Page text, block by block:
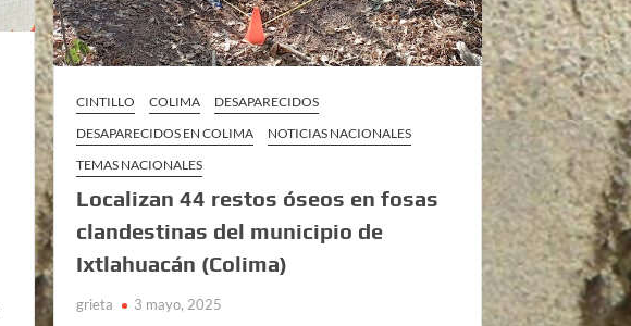
CINTILLO COLIMA
DESAPARECIDOS
DESAPARECIDOS EN COLIMA
NOTICIAS NACIONALES
TEMAS NACIONALES
Localizan 44 restos óseos en fosas
clandestinas del municipio de
Ixtlahuacán (Colima)
grieta 3 mayo, 2025